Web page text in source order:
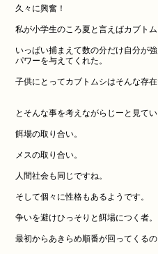
久々に興奮！
私が小学生のころ夏と言えばカブトム
いっぱい捕まえて数の分だけ自分が
パワーを与えてくれた。
子供にとってカブトムシはそんな存在
とそんな事を考えながらじーと見て
餌場の取り合い。
メスの取り合い。
人間社会も同じですね。
そして個々に性格もあるようです。
争いを避けひっそりと餌場につく者。
最初からあきらめ順番が回ってくるの